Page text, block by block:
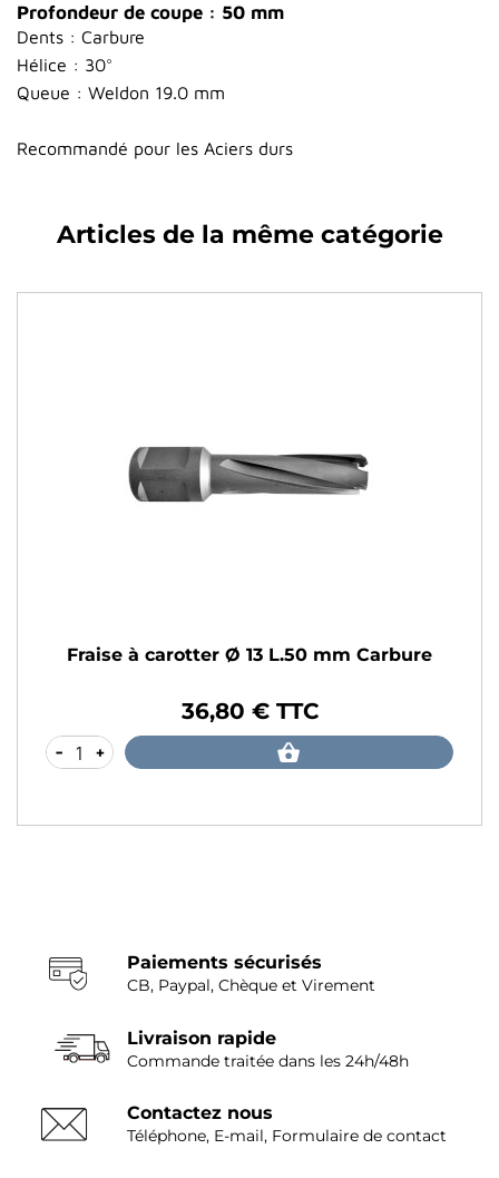
Profondeur de coupe : 50 mm
Dents : Carbure
Hélice : 30°
Queue : Weldon 19.0 mm
Recommandé pour les Aciers durs
Articles de la même catégorie
Fraise à carotter Ø 13 L.50 mm Carbure
36,80 € TTC
- +
Paiements sécurisés
CB, Paypal, Chèque et Virement
Livraison rapide
Commande traitée dans les 24h/48h
Contactez nous
Téléphone, E-mail, Formulaire de contact